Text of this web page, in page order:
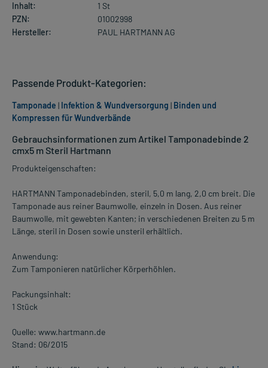
Inhalt:
1 St
PZN:
01002998
Hersteller:
PAUL HARTMANN AG
Gebrauchsinformationen zum Artikel Tamponadebinde 2
cmx5 m Steril Hartmann
Produkteigenschaften:
HARTMANN Tamponadebinden, steril, 5,0 m lang, 2,0 cm breit. Die
Tamponade aus reiner Baumwolle, einzeln in Dosen. Aus reiner
Baumwolle, mit gewebten Kanten; in verschiedenen Breiten zu 5 m
Länge, steril in Dosen sowie unsteril erhältlich.
Anwendung:
Zum Tamponieren natürlicher Körperhöhlen.
Packungsinhalt:
1 Stück
Quelle: www.hartmann.de
Stand: 06/2015
Passende Produkt-Kategorien:
Tamponade | Infektion & Wundversorgung | Binden und
Kompressen für Wundverbände